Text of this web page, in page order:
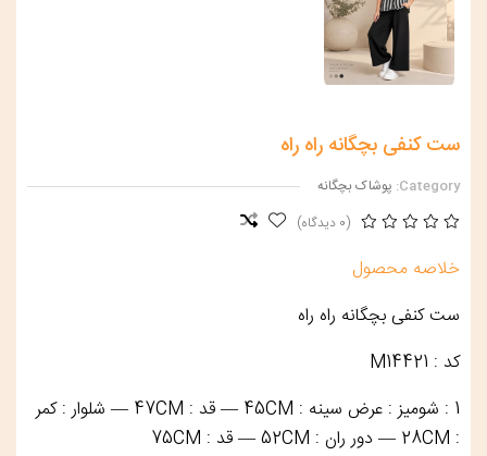
ست کنفی بچگانه راه راه
Category: پوشاک بچگانه
(0 دیدگاه)
خلاصه محصول
ست کنفی بچگانه راه راه
کد : M14421
1 : شومیز : عرض سینه : 45CM — قد : 47CM — شلوار : کمر
: 28CM — دور ران : 52CM — قد : 75CM